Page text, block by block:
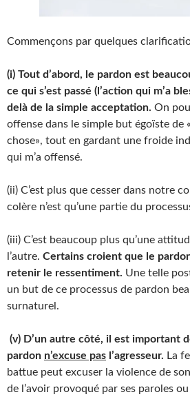
Commençons par quelques
(i) Tout d’abord, le pardon est
ce qui s’est passé (l’action qui m’a
delà de la simple acceptation. On
offense dans le simple but égoïste de
chose», tout en gardant une froide
qui m’a offensé.
(ii) C’est plus que cesser dans notre
colère n’est qu’une partie du
(iii) C’est beaucoup plus qu’une
l’autre. Certains croient que le
retenir le ressentiment. Une telle
un but de ce processus de pardon
surnaturel.
(v) D’un autre côté, il est important
pardon n’excuse pas l’agresseur. La
battue peut excuser la violence de
de l’avoir provoqué par ses paroles